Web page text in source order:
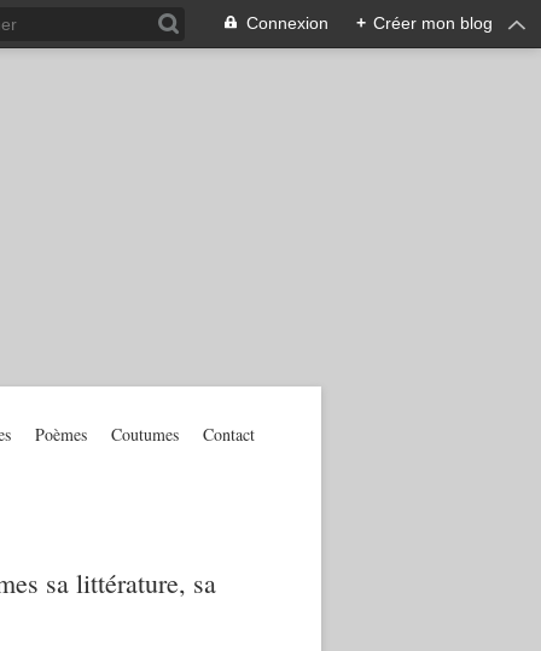
Connexion + Créer mon blog
sa littérature, sa
Poèmes Coutumes Contact